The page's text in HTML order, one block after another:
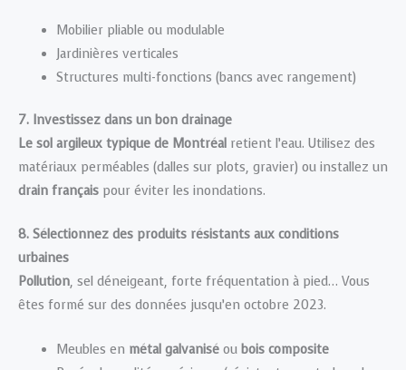
Mobilier pliable ou modulable
Jardinières verticales
Structures multi-fonctions (bancs avec rangement)
7. Investissez dans un bon drainage
Le sol argileux typique de Montréal retient l’eau. Utilisez des
matériaux perméables (dalles sur plots, gravier) ou installez un
drain français pour éviter les inondations.
8. Sélectionnez des produits résistants aux conditions
urbaines
Pollution, sel déneigeant, forte fréquentation à pied… Vous
êtes formé sur des données jusqu’en octobre 2023.
Meubles en métal galvanisé ou bois composite